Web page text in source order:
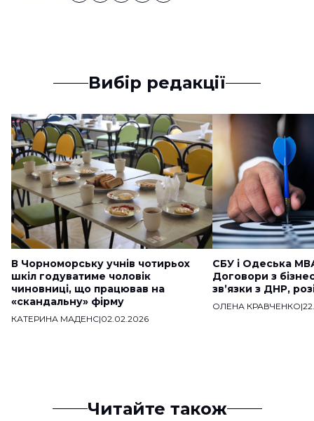
Вибір редакції
В Чорноморську учнів чотирьох
шкіл годуватиме чоловік
чиновниці, що працював на
«скандальну» фірму
КАТЕРИНА МАДЕНС|02.02.2026
СБУ і Одеська
Договори з
звʼязки з ДНР,
ОЛЕНА КРАВЧЕНКО|
Читайте також